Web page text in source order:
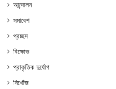
আন্দোলন
সমাবেশ
প্রচ্ছদ
বিক্ষোভ
প্রাকৃতিক দুর্যোগ
নিখোঁজ